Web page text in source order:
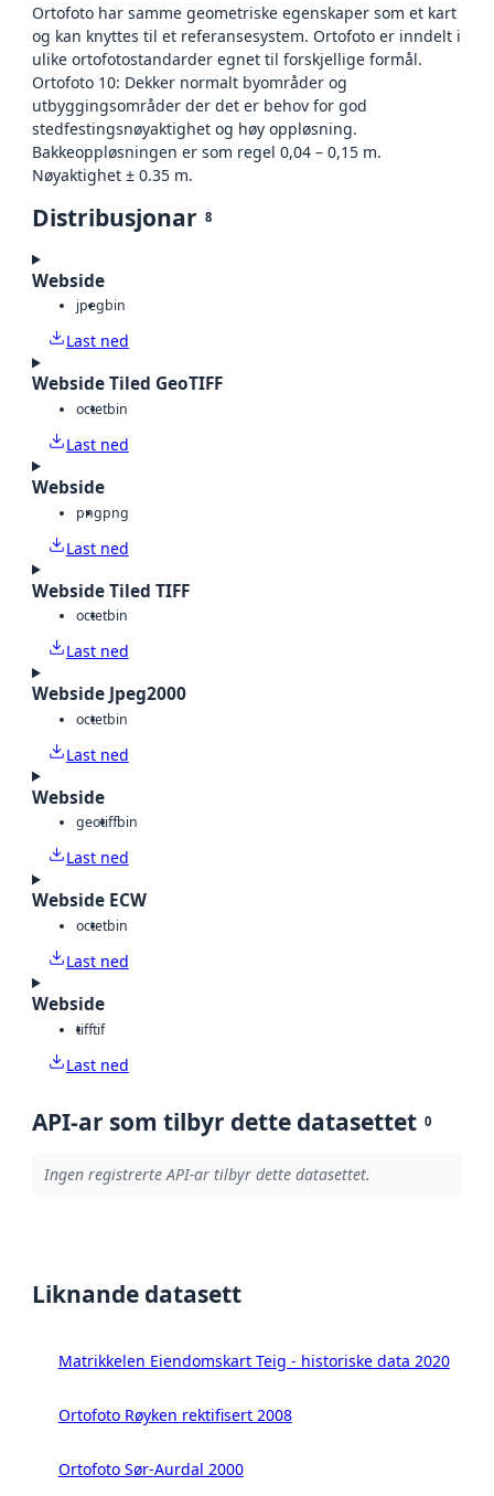
Ortofoto har samme geometriske egenskaper som et kart
og kan knyttes til et referansesystem. Ortofoto er inndelt i
ulike ortofotostandarder egnet til forskjellige formål.
Ortofoto 10: Dekker normalt byområder og
utbyggingsområder der det er behov for god
stedfestingsnøyaktighet og høy oppløsning.
Bakkeoppløsningen er som regel 0,04 – 0,15 m.
Nøyaktighet ± 0.35 m.
Distribusjonar 8
Webside
jpegbin
Last ned
Webside Tiled GeoTIFF
octetbin
Last ned
Webside
pngpng
Last ned
Webside Tiled TIFF
octetbin
Last ned
Webside Jpeg2000
octetbin
Last ned
Webside
geotiffbin
Last ned
Webside ECW
octetbin
Last ned
Webside
tifftif
Last ned
API-ar som tilbyr dette datasettet 0
Ingen registrerte API-ar tilbyr dette datasettet.
Liknande datasett
Matrikkelen Eiendomskart Teig - historiske data 2020
Ortofoto Røyken rektifisert 2008
Ortofoto Sør-Aurdal 2000